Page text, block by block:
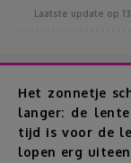
Korting
Thema's
Laatste update op
Het zonnetje
langer: de
tijd is voor de
lopen erg